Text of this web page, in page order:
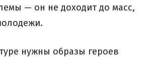
— он не доходит до масс,
нужны образы героев